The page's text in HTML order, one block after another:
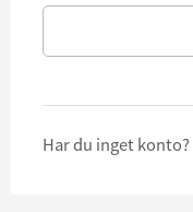
Har du inget konto?